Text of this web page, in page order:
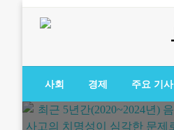
뉴스필드
노동·인권 전문지
사회 경제 주요 기사